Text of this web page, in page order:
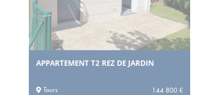
APPARTEMENT T2 REZ DE JARDIN
Tours 144 800 €